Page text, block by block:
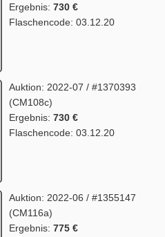
Ergebnis: 730 €
Flaschencode: 03.12.20
Auktion: 2022-07 / #1370393
(CM108c)
Ergebnis: 730 €
Flaschencode: 03.12.20
Auktion: 2022-06 / #1355147
(CM116a)
Ergebnis: 775 €